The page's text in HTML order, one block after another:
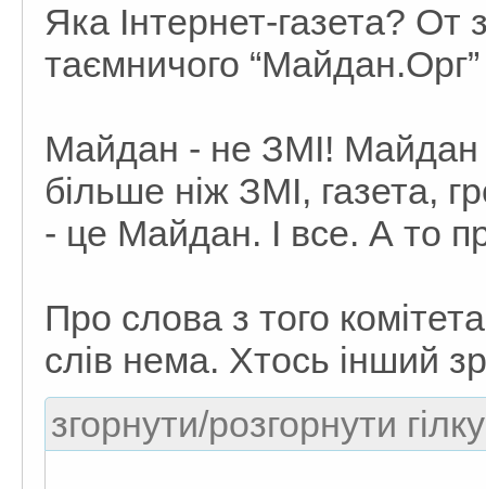
Яка Інтернет-газета? От
таємничого “Майдан.Орг”
Майдан - не ЗМІ! Майдан
більше ніж ЗМІ, газета,
- це Майдан. І все. А то
Про слова з того
слів нема. Хтось інший
згорнути/розгорнути